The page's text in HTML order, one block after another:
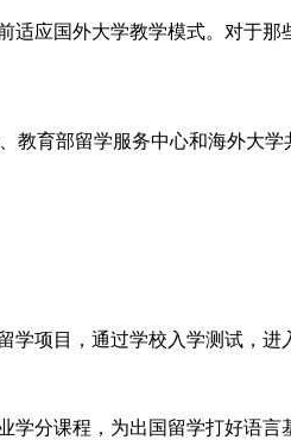
适应国外大学教学模式。对于
教育部留学服务中心和海外大
项目，通过学校入学测试，进
分课程，为出国留学打好语言